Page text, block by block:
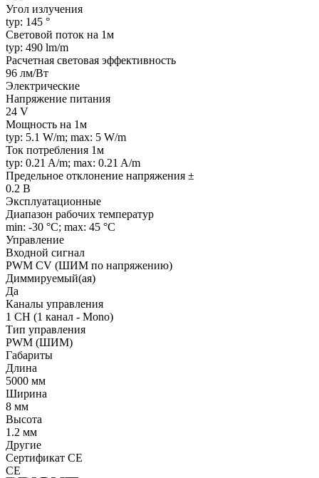
Угол излучения
typ: 145 °
Световой поток на 1м
typ: 490 lm/m
Расчетная световая эффективность
96 лм/Вт
Электрические
Напряжение питания
24 V
Мощность на 1м
typ: 5.1 W/m; max: 5 W/m
Ток потребления 1м
typ: 0.21 A/m; max: 0.21 A/m
Предельное отклонение напряжения ±
0.2 В
Эксплуатационные
Диапазон рабочих температур
min: -30 °C; max: 45 °C
Управление
Входной сигнал
PWM СV (ШИМ по напряжению)
Диммируемый(ая)
Да
Каналы управления
1 CH (1 канал - Mono)
Тип управления
PWM (ШИМ)
Габариты
Длина
5000 мм
Ширина
8 мм
Высота
1.2 мм
Другие
Сертификат CE
CE